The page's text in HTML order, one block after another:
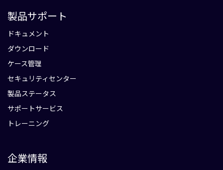
製品サポート
ドキュメント
ダウンロード
ケース管理
セキュリティセンター
製品ステータス
サポートサービス
トレーニング
企業情報